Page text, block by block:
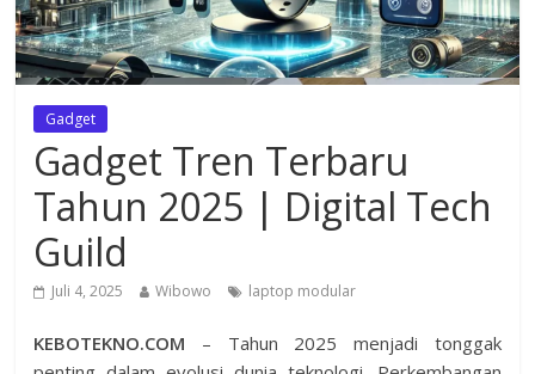
Gadget
Gadget Tren Terbaru
Tahun 2025 | Digital Tech
Guild
Juli 4, 2025 Wibowo laptop modular
KEBOTEKNO.COM – Tahun 2025 menjadi tonggak